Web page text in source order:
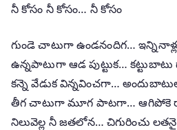
నీ కోసం నీ కోసం… నీ కోసం
గుండె చాటుగా ఉండనందిగ…
ఉన్నపాటుగా ఆడ పుట్టుక…
కన్నె వేడుక విన్నవించగా…
తీగ చాటుగా మూగ పాటగా…
నిలువెల్ల నీ జతలోన… చిగురించు